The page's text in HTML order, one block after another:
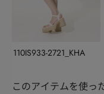
110IS933-2721_KHA
このアイテムを使っ